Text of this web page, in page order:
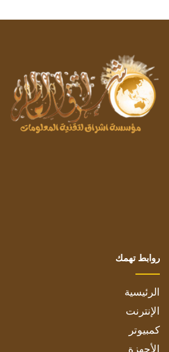
روابط تهمك
الرئيسية
الإنترنت
كمبيوتر
الأجهزة